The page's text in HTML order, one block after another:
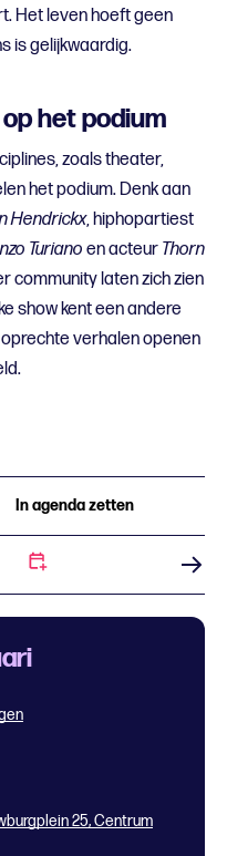
Het leven hoeft geen
is gelijkwaardig.
het podium
zoals theater,
het podium. Denk aan
Hendrickx, hiphopartiest
Turiano en acteur Thorn
community laten zich zien
show kent een andere
verhalen openen
In agenda zetten
25, Centrum